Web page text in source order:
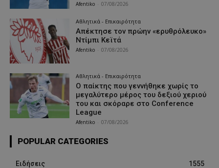
Afentiko 07/08/2026
Αθλητικά - Επικαιρότητα
Απέκτησε τον πρώην «ερυθρόλευκο»
Ντίμπι Κεϊτά
Afentiko 07/08/2026
Αθλητικά - Επικαιρότητα
Ο παίκτης που γεννήθηκε χωρίς το
μεγαλύτερο μέρος του δεξιού χεριού
του και σκόραρε στο Conference
League
Afentiko 07/08/2026
POPULAR CATEGORIES
Ειδήσεις
1555